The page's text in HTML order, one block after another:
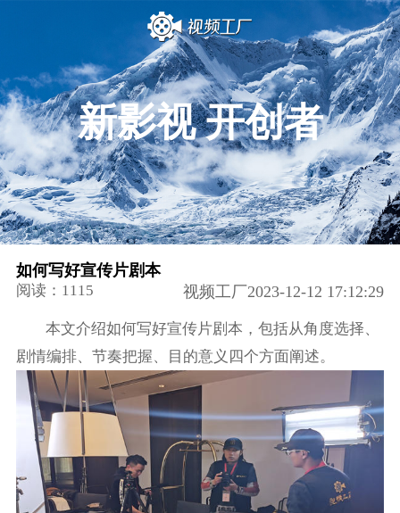
新影视 开创者
如何写好宣传片剧本
阅读：1115 视频工厂2023-12-12 17:12:29
本文介绍如何写好宣传片剧本，包括从角度选择、
剧情编排、节奏把握、目的意义四个方面阐述。